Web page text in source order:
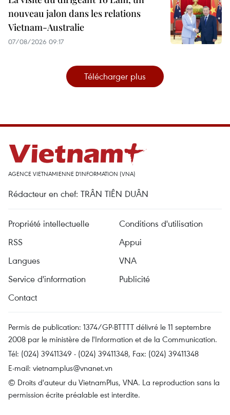
nouveau jalon dans les relations
Vietnam-Australie
07/08/2026 09:17
Télécharger plus
AGENCE VIETNAMIENNE D'INFORMATION (VNA)
Rédacteur en chef: TRÂN TIÊN DUÂN
Propriété intellectuelle
Conditions d'utilisation
RSS
Appui
Langues
VNA
Service d'information
Publicité
Contact
Permis de publication: 1374/GP-BTTTT délivré le 11 septembre
2008 par le ministère de l'Information et de la Communication.
Tél: (024) 39411349 - (024) 39411348, Fax: (024) 39411348
E-mail: vietnamplus@vnanet.vn
© Droits d'auteur du VietnamPlus, VNA. La reproduction sans la
permission écrite préalable est interdite.